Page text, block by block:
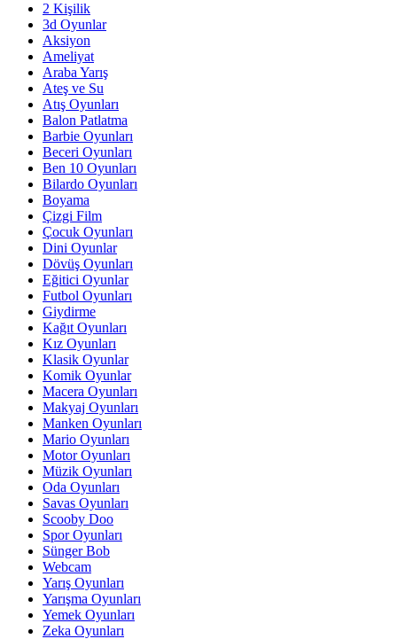
2 Kişilik
3d Oyunlar
Aksiyon
Ameliyat
Araba Yarış
Ateş ve Su
Atış Oyunları
Balon Patlatma
Barbie Oyunları
Beceri Oyunları
Ben 10 Oyunları
Bilardo Oyunları
Boyama
Çizgi Film
Çocuk Oyunları
Dini Oyunlar
Dövüş Oyunları
Eğitici Oyunlar
Futbol Oyunları
Giydirme
Kağıt Oyunları
Kız Oyunları
Klasik Oyunlar
Komik Oyunlar
Macera Oyunları
Makyaj Oyunları
Manken Oyunları
Mario Oyunları
Motor Oyunları
Müzik Oyunları
Oda Oyunları
Savas Oyunları
Scooby Doo
Spor Oyunları
Sünger Bob
Webcam
Yarış Oyunları
Yarışma Oyunları
Yemek Oyunları
Zeka Oyunları